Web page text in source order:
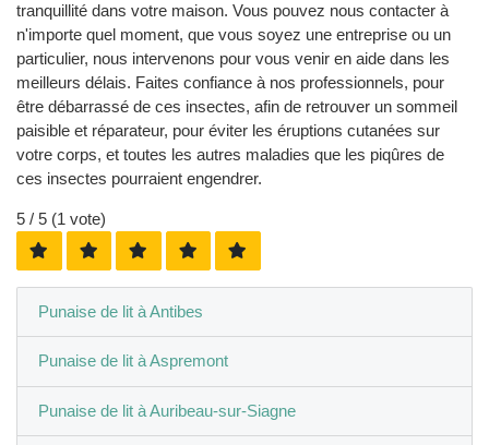
tranquillité dans votre maison. Vous pouvez nous contacter à
n'importe quel moment, que vous soyez une entreprise ou un
particulier, nous intervenons pour vous venir en aide dans les
meilleurs délais. Faites confiance à nos professionnels, pour
être débarrassé de ces insectes, afin de retrouver un sommeil
paisible et réparateur, pour éviter les éruptions cutanées sur
votre corps, et toutes les autres maladies que les piqûres de
ces insectes pourraient engendrer.
5 / 5 (1 vote)
Punaise de lit à Antibes
Punaise de lit à Aspremont
Punaise de lit à Auribeau-sur-Siagne